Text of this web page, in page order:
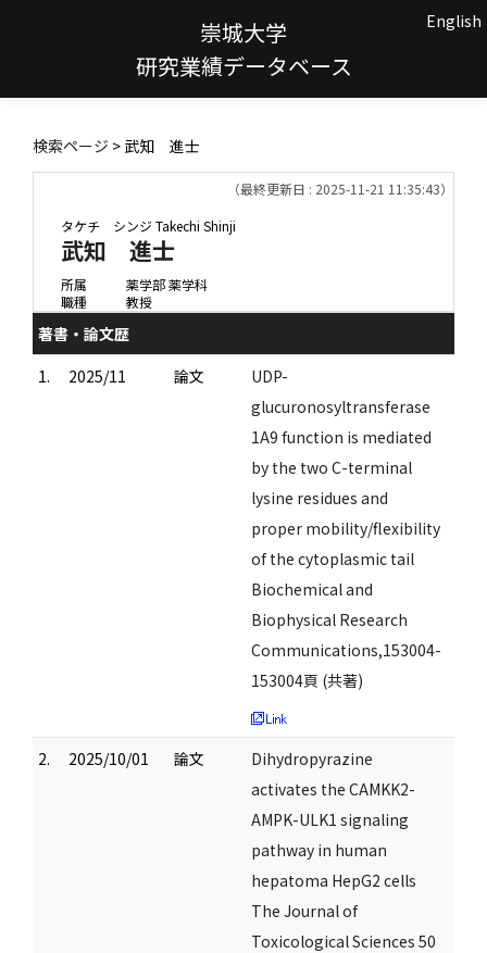
崇城大学
研究業績データベース
English
検索ページ > 武知 進士
（最終更新日 : 2025-11-21 11:35:43）
タケチ シンジ Takechi Shinji
武知 進士
所属
薬学部 薬学科
職種
教授
著書・論文歴
1.
2025/11 論文
UDP-
glucuronosyltransferase
1A9 function is mediated
by the two C-terminal
lysine residues and
proper mobility/flexibility
of the cytoplasmic tail
Biochemical and
Biophysical Research
Communications,153004-
153004頁 (共著)
2. 2025/10/01 論文
Dihydropyrazine
activates the CAMKK2-
AMPK-ULK1 signaling
pathway in human
hepatoma HepG2 cells
The Journal of
Toxicological Sciences 50